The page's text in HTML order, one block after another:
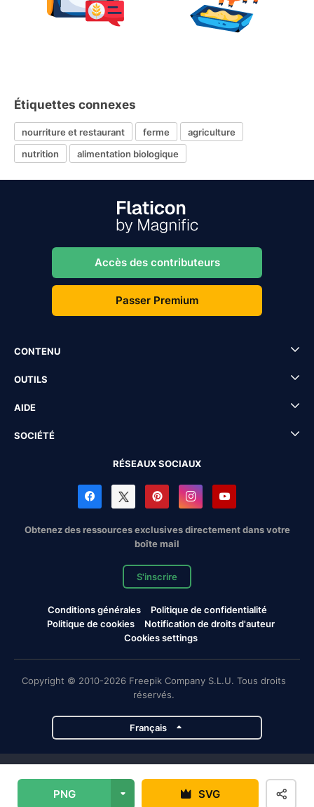
PNG SVG
Étiquettes connexes
nourriture et restaurant ferme
agriculture
nutrition
alimentation biologique
Accès des contributeurs
Passer Premium
CONTENU
OUTILS
AIDE
SOCIÉTÉ
RÉSEAUX SOCIAUX
Obtenez des ressources exclusives directement dans votre
boîte mail
S'inscrire
Conditions générales
Politique de confidentialité
Politique de cookies
Notification de droits d'auteur
Cookies settings
Copyright © 2010-2026 Freepik Company S.L.U. Tous droits
réservés.
Français